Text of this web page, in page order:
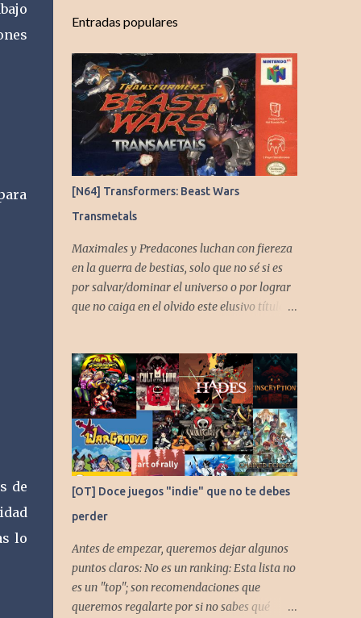
de
lo
Entradas populares
[N64] Transformers: Beast Wars
Transmetals
Maximales y Predacones luchan con fiereza
en la guerra de bestias, solo que no sé si es
por salvar/dominar el universo o por lograr
que no caiga en el olvido este elusivo título
[OT] Doce juegos "indie" que no te debes
perder
Antes de empezar, queremos dejar algunos
puntos claros: No es un ranking: Esta lista no
es un "top"; son recomendaciones que
queremos regalarte por si no sabes qué